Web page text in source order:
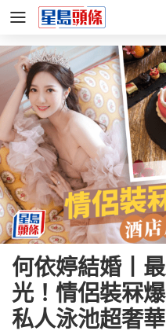
何依婷結婚丨
光！情侶裝冧
私人泳池超奢華